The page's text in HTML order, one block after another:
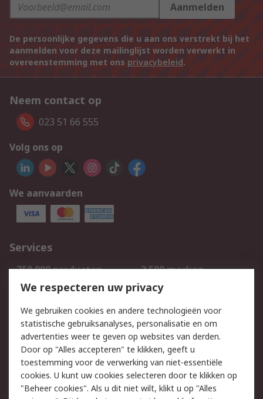
Aanmelden
De persoonlijke gegevens die u aan ons verstrekt bij het
aanmelden voor deze mailinglijst worden verwerkt in
overeenstemming met ons privacybeleid.
Neem contact op
023 51 66 555
Volg ons op
We aanvaarden
Services
750.000 producten
2.500 merken
Bestellen
Inkoopoplossingen
Track & Trace
Wettelijk
Cookiebeleid
Email veiligheid
Privacybeleid
Websitevoorwaarden
We respecteren uw privacy
We gebruiken cookies en andere technologieën voor
statistische gebruiksanalyses, personalisatie en om
advertenties weer te geven op websites van derden.
Door op "Alles accepteren" te klikken, geeft u
toestemming voor de verwerking van niet-essentiële
cookies. U kunt uw cookies selecteren door te klikken op
"Beheer cookies". Als u dit niet wilt, klikt u op "Alles